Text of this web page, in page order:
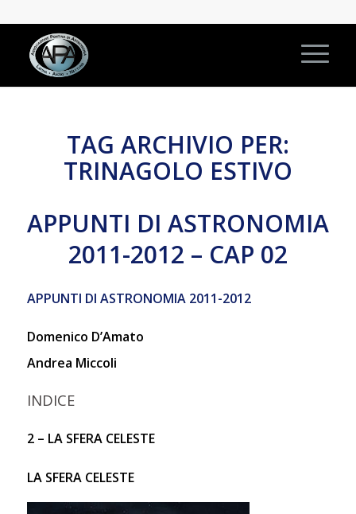
TAG ARCHIVIO PER:
TRINAGOLO ESTIVO
APPUNTI DI ASTRONOMIA
2011-2012 – CAP 02
APPUNTI DI ASTRONOMIA 2011-2012
Domenico D’Amato
Andrea Miccoli
INDICE
2 – LA SFERA CELESTE
LA SFERA CELESTE